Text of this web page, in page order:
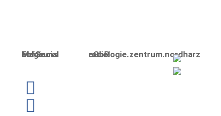
Folge uns auf Social Media radiologie.zentrum.nordharz eGbR